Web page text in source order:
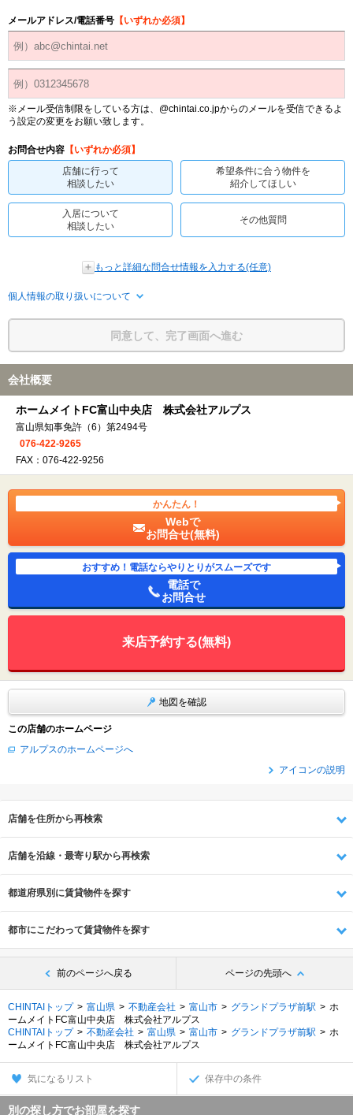
メールアドレス/電話番号 【いずれか必須】
※メール受信制限をしている方は、@chintai.co.jpからのメールを受信できるよ
う設定の変更をお願い致します。
お問合せ内容 【いずれか必須】
店舗に行って
相談したい
希望条件に合う物件を
紹介してほしい
入居について
相談したい
その他質問
もっと詳細な問合せ情報を入力する(任意)
個人情報の取り扱いについて
同意して、完了画面へ進む
会社概要
ホームメイトFC富山中央店 株式会社アルプス
富山県知事免許（6）第2494号
076-422-9265
FAX：076-422-9256
かんたん！
Webで
お問合せ(無料)
おすすめ！電話ならやりとりがスムーズです
電話で
お問合せ
来店予約する(無料)
地図を確認
この店舗のホームページ
アルプスのホームページへ
アイコンの説明
店舗を住所から再検索
店舗を沿線・最寄り駅から再検索
都道府県別に賃貸物件を探す
都市にこだわって賃貸物件を探す
前のページへ戻る ページの先頭へ
CHINTAIトップ 富山県 不動産会社 富山市 グランドプラザ前駅
ホ
ームメイトFC富山中央店 株式会社アルプス
CHINTAIトップ
不動産会社 富山県 富山市 グランドプラザ前駅
ホ
ームメイトFC富山中央店 株式会社アルプス
気になるリスト 保存中の条件
別の探し方でお部屋を探す